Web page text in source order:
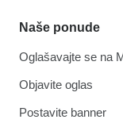
Naše ponude
Oglašavajte se na
Objavite oglas
Postavite banner